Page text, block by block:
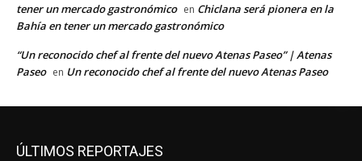
tener un mercado gastronómico en Chiclana será pionera en la
Bahía en tener un mercado gastronómico
“Un reconocido chef al frente del nuevo Atenas Paseo” | Atenas
Paseo en Un reconocido chef al frente del nuevo Atenas Paseo
ÚLTIMOS REPORTAJES